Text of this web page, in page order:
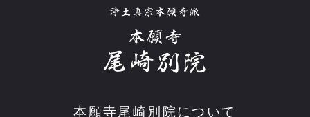
本願寺尾崎別院について